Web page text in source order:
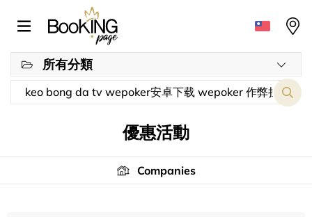
所有分類
優惠活動
Companies